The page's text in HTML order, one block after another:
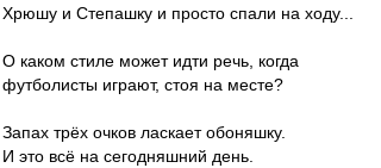
Хрюшу и Степашку и просто спали на ходу...
О каком стиле может идти речь, когда
футболисты играют, стоя на месте?
Запах трёх очков ласкает обоняшку.
И это всё на сегодняшний день.